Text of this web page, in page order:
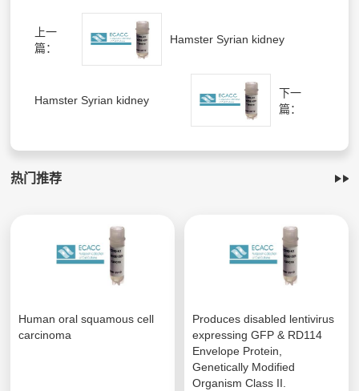
上一
篇：
Hamster Syrian kidney
Hamster Syrian kidney
下一
篇：
热门推荐
Human oral squamous cell
carcinoma
Produces disabled lentivirus
expressing GFP & RD114
Envelope Protein,
Genetically Modified
Organism Class II.